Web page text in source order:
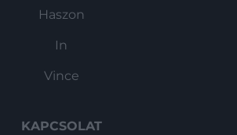
Haszon
In
Vince
KAPCSOLAT